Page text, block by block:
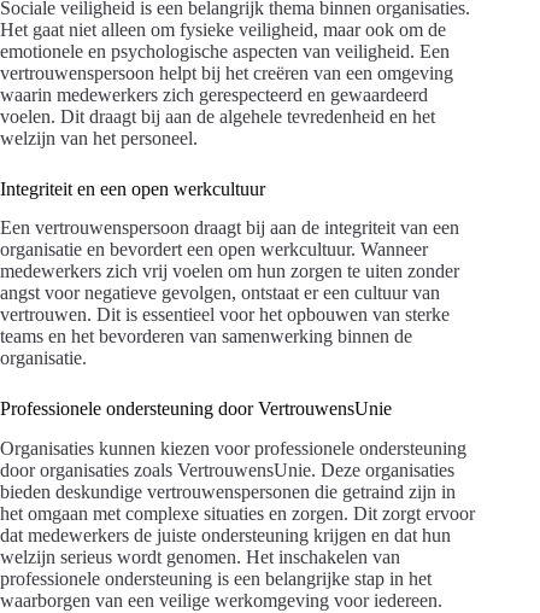
Sociale veiligheid is een belangrijk thema binnen organisaties.
Het gaat niet alleen om fysieke veiligheid, maar ook om de
emotionele en psychologische aspecten van veiligheid. Een
vertrouwenspersoon helpt bij het creëren van een omgeving
waarin medewerkers zich gerespecteerd en gewaardeerd
voelen. Dit draagt bij aan de algehele tevredenheid en het
welzijn van het personeel.
Integriteit en een open werkcultuur
Een vertrouwenspersoon draagt bij aan de integriteit van een
organisatie en bevordert een open werkcultuur. Wanneer
medewerkers zich vrij voelen om hun zorgen te uiten zonder
angst voor negatieve gevolgen, ontstaat er een cultuur van
vertrouwen. Dit is essentieel voor het opbouwen van sterke
teams en het bevorderen van samenwerking binnen de
organisatie.
Professionele ondersteuning door VertrouwensUnie
Organisaties kunnen kiezen voor professionele ondersteuning
door organisaties zoals VertrouwensUnie. Deze organisaties
bieden deskundige vertrouwenspersonen die getraind zijn in
het omgaan met complexe situaties en zorgen. Dit zorgt ervoor
dat medewerkers de juiste ondersteuning krijgen en dat hun
welzijn serieus wordt genomen. Het inschakelen van
professionele ondersteuning is een belangrijke stap in het
waarborgen van een veilige werkomgeving voor iedereen.